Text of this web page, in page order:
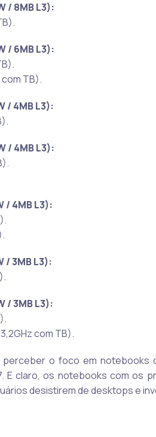
/ 8MB L3):
/ 6MB L3):
com TB).
/ 4MB L3):
/ 4MB L3):
/ 4MB L3):
/ 3MB L3):
/ 3MB L3):
com TB).
perceber o foco em
E claro, os notebooks com os
desistirem de desktops e